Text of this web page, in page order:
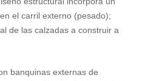
el carril externo (pesado);
de las calzadas a construir a
banquinas externas de